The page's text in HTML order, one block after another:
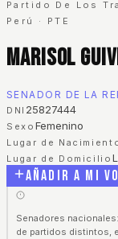
Partido De Los
Perú
· PTE
Marisol
SENADOR DE LA
DNI 25827444
Sexo Femenino
Lugar de
Lugar de Domicilio
Añadir a mi
Senadores
de partidos distintos,